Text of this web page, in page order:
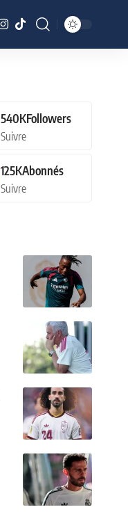
540KFollowers
Suivre
125KAbonnés
Suivre